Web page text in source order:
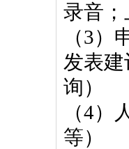
录音
（3）
发表
询）
（4）
等）